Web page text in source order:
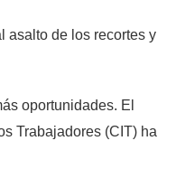
asalto de los recortes y
oportunidades. El
Trabajadores (CIT) ha